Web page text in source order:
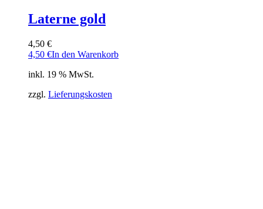
Laterne gold
4,50 €
4,50 €In den Warenkorb
inkl. 19 % MwSt.
zzgl. Lieferungskosten